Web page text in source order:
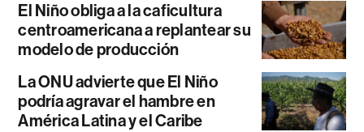
El Niño obliga a la caficultura
centroamericana a replantear su
modelo de producción
La ONU advierte que El Niño
podría agravar el hambre en
América Latina y el Caribe